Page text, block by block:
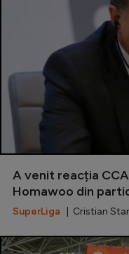
A venit reacția
Homawoo din
SuperLiga | Cristian